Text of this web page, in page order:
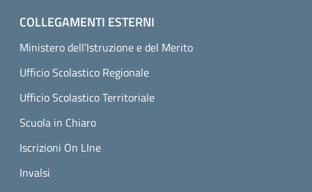
COLLEGAMENTI ESTERNI
Ministero dell'Istruzione e del Merito
Ufficio Scolastico Regionale
Ufficio Scolastico Territoriale
Scuola in Chiaro
Iscrizioni On LIne
Invalsi